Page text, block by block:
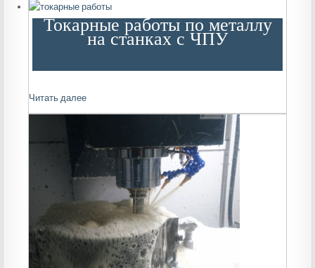
Токарные работы по металлу
на станках с ЧПУ
Читать далее